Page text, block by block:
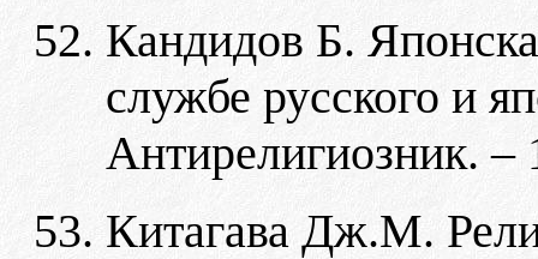
Кандидов Б.
службе русского и
Антирелигиозник.
Китагава Дж.М.